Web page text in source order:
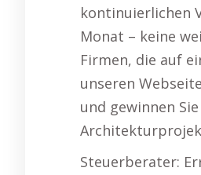
kontinuierlichen
Monat – keine
Firmen, die auf
unseren
und gewinnen
Steuerberater: